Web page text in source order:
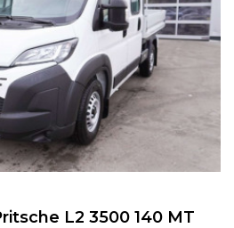
L2 3500 140 MT